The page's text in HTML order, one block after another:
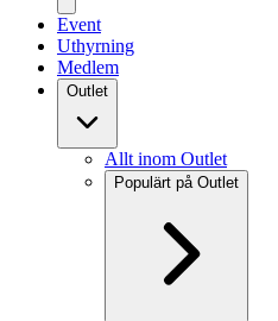
Event
Uthyrning
Medlem
Outlet
Allt inom Outlet
Populärt på Outlet